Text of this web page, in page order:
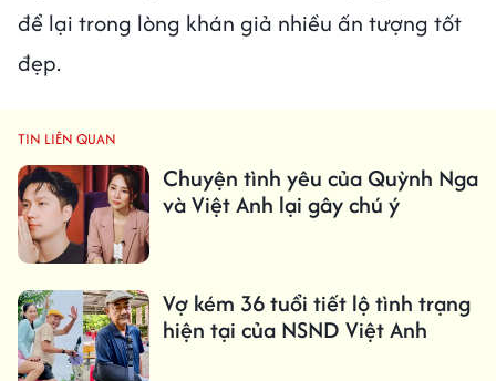
để lại trong lòng khán giả nhiều ấn tượng tốt
đẹp.
TIN LIÊN QUAN
Chuyện tình yêu của Quỳnh Nga
và Việt Anh lại gây chú ý
Vợ kém 36 tuổi tiết lộ tình trạng
hiện tại của NSND Việt Anh